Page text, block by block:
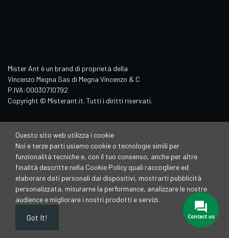
Mister Ant è un brand di proprietà della
Vincenzo Megna Sas di Megna Vincenzo & C
P.IVA:00030710792
Copyright © Misterant.it. Tutti i diritti riservati.
Questo sito web utilizza i cookie
Noi e terze parti usiamo cookie o tecnologie simili per
funzionalità tecniche e, con il tuo consenso, anche per altre
finalità descritte nella Cookie Policy quali raccogliere ed
elaborare dati personali dai dispositivi, mostrarti pubblicità
personalizzata, misurarne la performance, analizzare le nostre
audience e migliorare i nostri prodotti e servizi.
Got It! Contact us